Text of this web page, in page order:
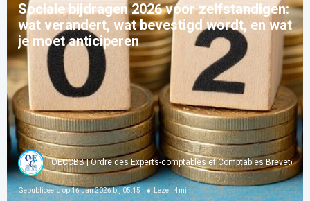
Sociale bijdragen 2026 voor zelfstandigen:
wat verandert, wat bevestigd wordt, en wat
je moet anticiperen
OECCBB | Ordre des Experts-comptables et Comptables Brevetés
Gepubliceerd op16 Jan 2026 bij 05:15 Lezen 4min